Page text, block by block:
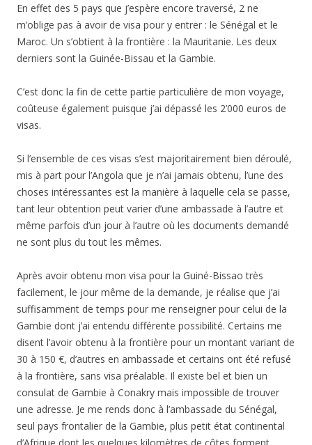
En effet des 5 pays que j’espère encore traversé, 2 ne
m’oblige pas à avoir de visa pour y entrer : le Sénégal et le
Maroc. Un s’obtient à la frontière : la Mauritanie. Les deux
derniers sont la Guinée-Bissau et la Gambie.
C’est donc la fin de cette partie particulière de mon voyage,
coûteuse également puisque j’ai dépassé les 2’000 euros de
visas.
Si l’ensemble de ces visas s’est majoritairement bien déroulé,
mis à part pour l’Angola que je n’ai jamais obtenu, l’une des
choses intéressantes est la manière à laquelle cela se passe,
tant leur obtention peut varier d’une ambassade à l’autre et
même parfois d’un jour à l’autre où les documents demandé
ne sont plus du tout les mêmes.
Après avoir obtenu mon visa pour la Guiné-Bissao très
facilement, le jour même de la demande, je réalise que j’ai
suffisamment de temps pour me renseigner pour celui de la
Gambie dont j’ai entendu différente possibilité. Certains me
disent l’avoir obtenu à la frontière pour un montant variant de
30 à 150 €, d’autres en ambassade et certains ont été refusé
à la frontière, sans visa préalable. Il existe bel et bien un
consulat de Gambie à Conakry mais impossible de trouver
une adresse. Je me rends donc à l’ambassade du Sénégal,
seul pays frontalier de la Gambie, plus petit état continental